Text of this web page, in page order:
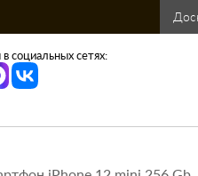
социальных сетях: